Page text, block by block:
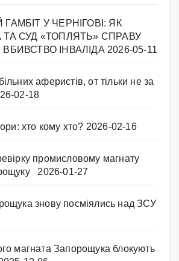
У ЧЕРНІГОВІ: ЯК
ТА СУД «ТОПЛЯТЬ» СПРАВУ
ІНВАЛІДА 2026-05-11
аферистів, от тільки не за
02-18
хто кому хто? 2026-02-16
промисловому магнату
2026-01-27
знову посміялись над ЗСУ
магната Запорощука блокують